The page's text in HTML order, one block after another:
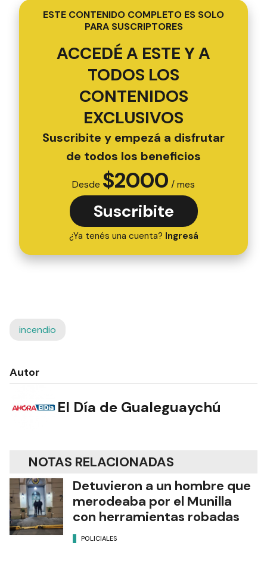
ESTE CONTENIDO COMPLETO ES SOLO
PARA SUSCRIPTORES
ACCEDÉ A ESTE Y A
TODOS LOS
CONTENIDOS
EXCLUSIVOS
Suscribite y empezá a disfrutar
de todos los beneficios
Desde $2000 / mes
Suscribite
¿Ya tenés una cuenta? Ingresá
incendio
Autor
El Día de Gualeguaychú
NOTAS RELACIONADAS
Detuvieron a un hombre que
merodeaba por el Munilla
con herramientas robadas
POLICIALES